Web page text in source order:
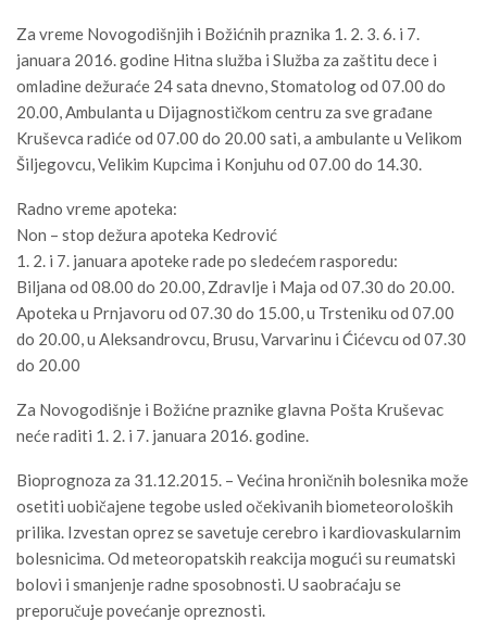
Za vreme Novogodišnjih i Božićnih praznika 1. 2. 3. 6. i 7.
januara 2016. godine Hitna služba i Služba za zaštitu dece i
omladine dežuraće 24 sata dnevno, Stomatolog od 07.00 do
20.00, Ambulanta u Dijagnostičkom centru za sve građane
Kruševca radiće od 07.00 do 20.00 sati, a ambulante u Velikom
Šiljegovcu, Velikim Kupcima i Konjuhu od 07.00 do 14.30.
Radno vreme apoteka:
Non – stop dežura apoteka Kedrović
1. 2. i 7. januara apoteke rade po sledećem rasporedu:
Biljana od 08.00 do 20.00, Zdravlje i Maja od 07.30 do 20.00.
Apoteka u Prnjavoru od 07.30 do 15.00, u Trsteniku od 07.00
do 20.00, u Aleksandrovcu, Brusu, Varvarinu i Ćićevcu od 07.30
do 20.00
Za Novogodišnje i Božićne praznike glavna Pošta Kruševac
neće raditi 1. 2. i 7. januara 2016. godine.
Bioprognoza za 31.12.2015. – Većina hroničnih bolesnika može
osetiti uobičajene tegobe usled očekivanih biometeoroloških
prilika. Izvestan oprez se savetuje cerebro i kardiovaskularnim
bolesnicima. Od meteoropatskih reakcija mogući su reumatski
bolovi i smanjenje radne sposobnosti. U saobraćaju se
preporučuje povećanje opreznosti.